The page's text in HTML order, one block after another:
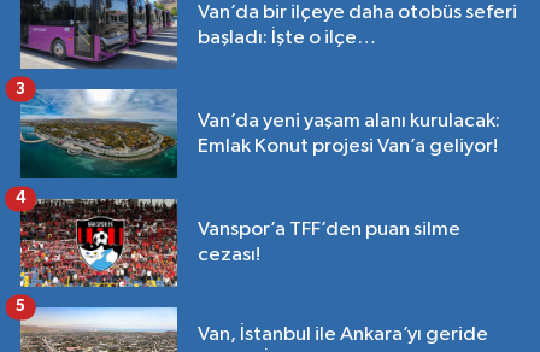
Van’da bir ilçeye daha otobüs seferi
başladı: İşte o ilçe…
Van’da yeni yaşam alanı kurulacak:
Emlak Konut projesi Van’a geliyor!
3
Vanspor’a TFF’den puan silme
cezası!
4
Van, İstanbul ile Ankara’yı geride
5